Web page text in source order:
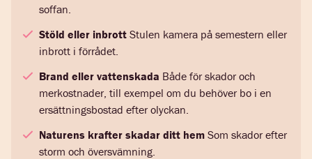
soffan.
Stöld eller inbrott Stulen kamera på semestern eller
inbrott i förrådet.
Brand eller vattenskada Både för skador och
merkostnader, till exempel om du behöver bo i en
ersättningsbostad efter olyckan.
Naturens krafter skadar ditt hem Som skador efter
storm och översvämning.